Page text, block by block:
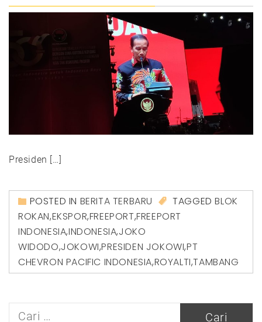
Presiden […]
POSTED IN BERITA TERBARU TAGGEDBLOK
ROKAN,EKSPOR,FREEPORT,FREEPORT
INDONESIA,INDONESIA,JOKO
WIDODO,JOKOWI,PRESIDEN JOKOWI,PT
CHEVRON PACIFIC INDONESIA,ROYALTI,TAMBANG
Cari